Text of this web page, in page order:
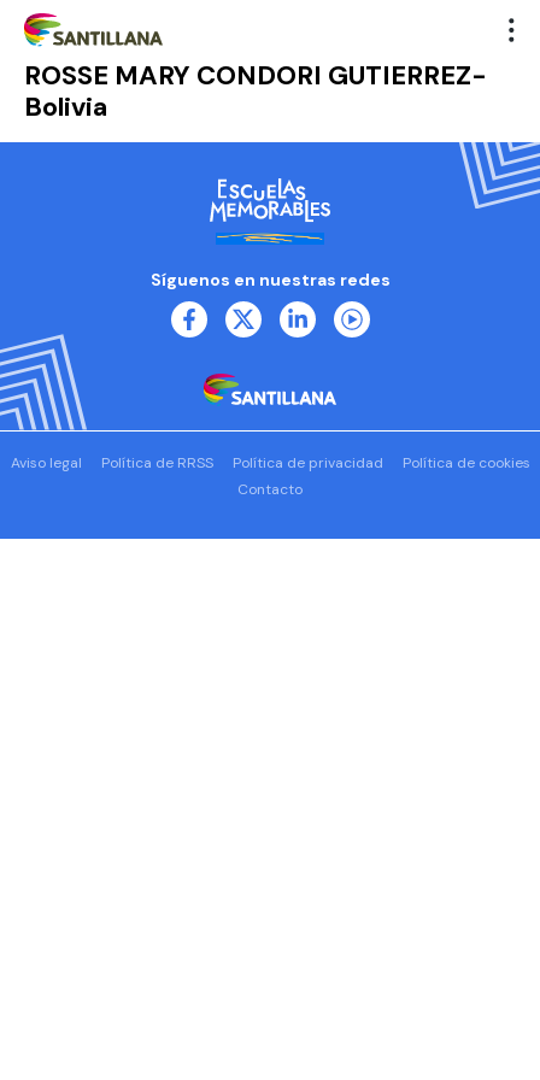
ROSSE MARY CONDORI GUTIERREZ-
Bolivia
Síguenos en nuestras redes
Aviso legal Política de RRSS Política de privacidad
Política de cookies
Contacto